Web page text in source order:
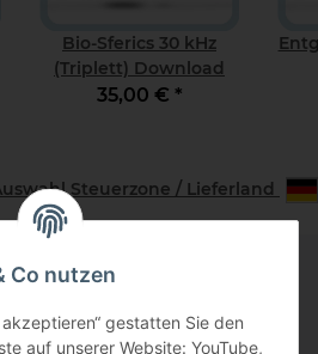
Bio-Sferics 30 kHz
(Triplett) Download
35,00 € *
Steuerzone / Lieferland
Co nutzen
gestatten Sie den
auf unserer Website: YouTube,